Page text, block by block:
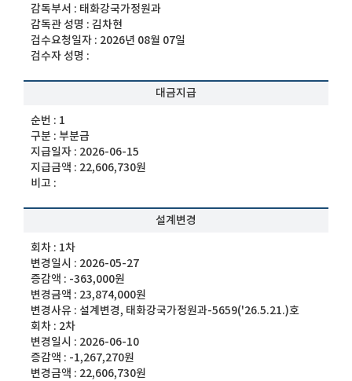
감독부서 : 태화강국가정원과
감독관 성명 :김차현
검수요청일자 : 2026년 08월 07일
검수자 성명 :
대금지급
순번 : 1
구분 :부분금
지급일자 : 2026-06-15
지급금액 : 22,606,730원
비고 :
설계변경
회차 : 1차
변경일시 : 2026-05-27
증감액 : -363,000원
변경금액 : 23,874,000원
변경사유 : 설계변경, 태화강국가정원과-5659('26.5.21.)호
회차 : 2차
변경일시 : 2026-06-10
증감액 : -1,267,270원
변경금액 : 22,606,730원